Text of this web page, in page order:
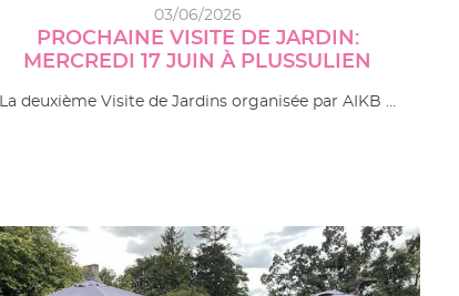
03/06/2026
PROCHAINE VISITE DE JARDIN:
MERCREDI 17 JUIN À PLUSSULIEN
La deuxième Visite de Jardins organisée par AIKB …